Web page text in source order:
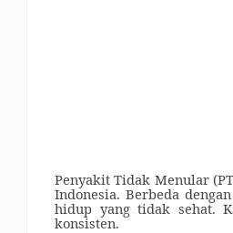
Penyakit Tidak Menular
Indonesia. Berbeda
hidup yang tidak sehat.
konsisten.